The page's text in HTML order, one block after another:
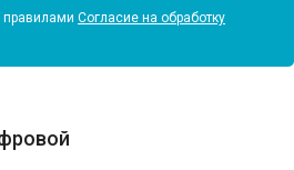
правилами Согласие на обработку